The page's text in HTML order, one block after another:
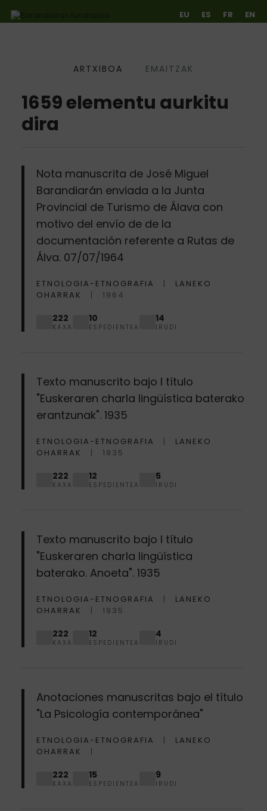
Ir directamente al contenido
EU ES FR EN
ARTXIBOA EMAITZAK
1659 elementu aurkitu
dira
Nota manuscrita de José Miguel
Barandiarán enviada a la Junta
Provincial de Turismo de Álava con
motivo del envío de de la
documentación referente a Rutas de
Álva. 07/07/1964
ETNOLOGIA-ETNOGRAFIA
LANEKO
OHARRAK
1964
222
KAXA
10
ESPEDIENTEA
14
IRUDI
Texto manuscrito bajo l título
"Euskeraren charla lingüística baterako
erantzunak". 1935
ETNOLOGIA-ETNOGRAFIA
LANEKO
OHARRAK
1935
222
KAXA
12
ESPEDIENTEA
5
IRUDI
Texto manuscrito bajo l título
"Euskeraren charla lingüística
baterako. Anoeta". 1935
ETNOLOGIA-ETNOGRAFIA
LANEKO
OHARRAK
1935
222
KAXA
12
ESPEDIENTEA
4
IRUDI
Anotaciones manuscritas bajo el título
"La Psicología contemporánea"
ETNOLOGIA-ETNOGRAFIA
LANEKO
OHARRAK
222
KAXA
15
ESPEDIENTEA
9
IRUDI